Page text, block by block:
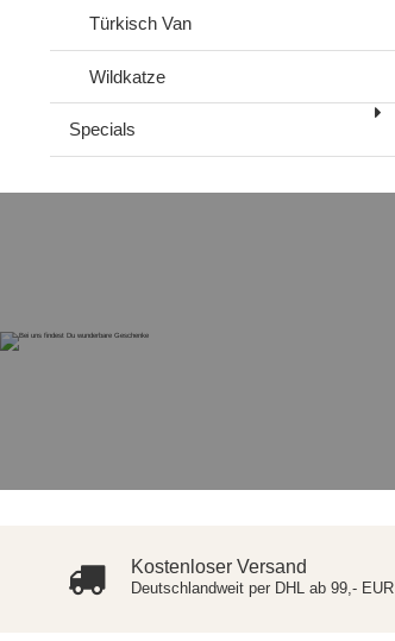
Türkisch Van
Wildkatze
Specials
Kostenloser Versand
Deutschlandweit per DHL ab 99,- EUR